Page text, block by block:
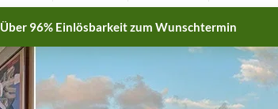
Über 96% Einlösbarkeit zum Wunschtermin